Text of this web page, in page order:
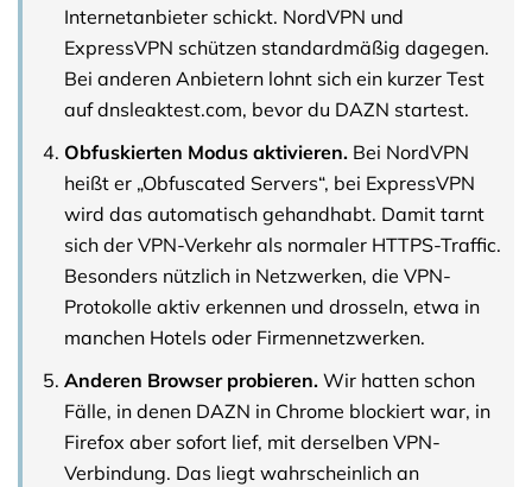
Internetanbieter schickt. NordVPN und
ExpressVPN schützen standardmäßig dagegen.
Bei anderen Anbietern lohnt sich ein kurzer Test
auf dnsleaktest.com, bevor du DAZN startest.
Obfuskierten Modus aktivieren. Bei NordVPN
heißt er „Obfuscated Servers“, bei ExpressVPN
wird das automatisch gehandhabt. Damit tarnt
sich der VPN-Verkehr als normaler HTTPS-Traffic.
Besonders nützlich in Netzwerken, die VPN-
Protokolle aktiv erkennen und drosseln, etwa in
manchen Hotels oder Firmennetzwerken.
Anderen Browser probieren. Wir hatten schon
Fälle, in denen DAZN in Chrome blockiert war, in
Firefox aber sofort lief, mit derselben VPN-
Verbindung. Das liegt wahrscheinlich an